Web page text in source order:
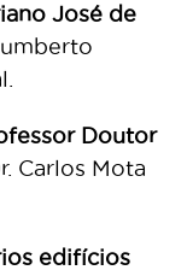
José de
Doutor
Carlos Mota
edifícios